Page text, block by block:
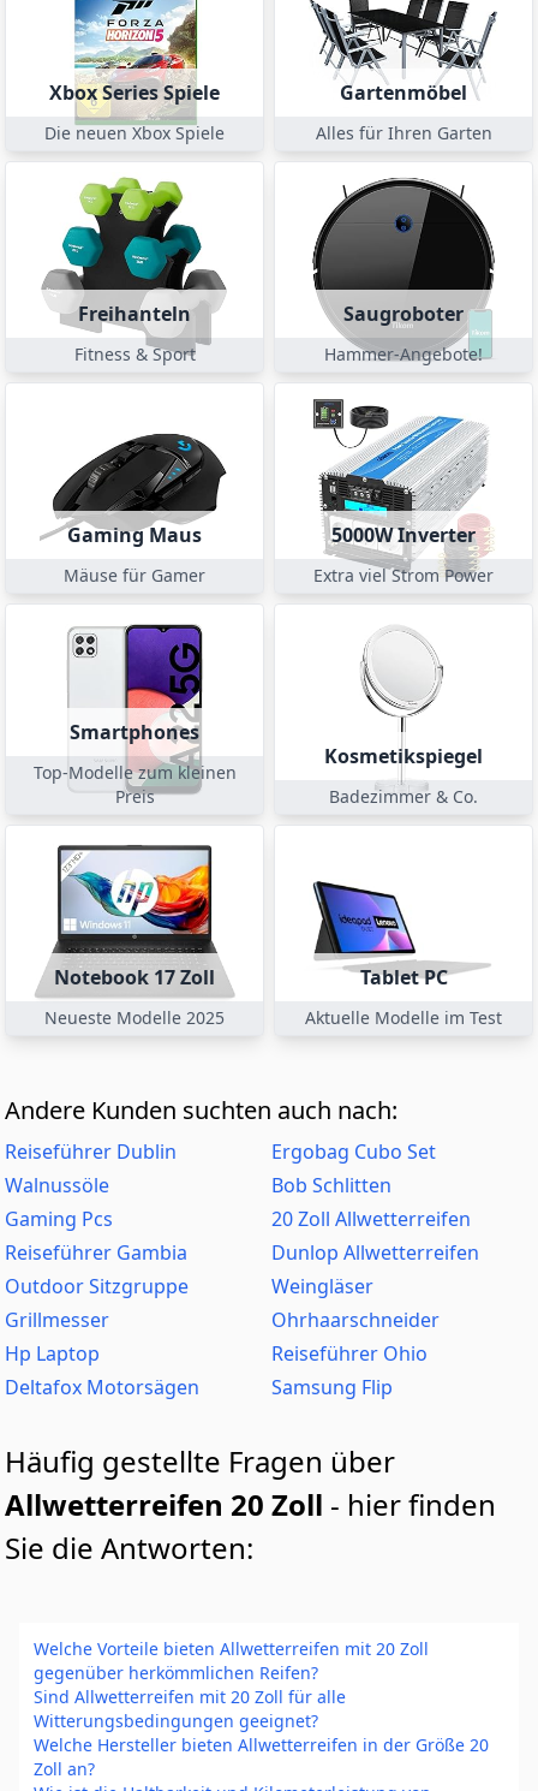
Xbox Series Spiele
Die neuen Xbox Spiele
Gartenmöbel
Alles für Ihren Garten
Freihanteln
Fitness & Sport
Saugroboter
Hammer-Angebote!
Gaming Maus
Mäuse für Gamer
5000W Inverter
Extra viel Strom Power
Smartphones
Top-Modelle zum kleinen
Preis
Kosmetikspiegel
Badezimmer & Co.
Notebook 17 Zoll
Neueste Modelle 2025
Tablet PC
Aktuelle Modelle im Test
Andere Kunden suchten auch nach:
Reiseführer Dublin
Ergobag Cubo Set
Walnussöle
Bob Schlitten
Gaming Pcs
20 Zoll Allwetterreifen
Reiseführer Gambia
Dunlop Allwetterreifen
Outdoor Sitzgruppe
Weingläser
Grillmesser
Ohrhaarschneider
Hp Laptop
Reiseführer Ohio
Deltafox Motorsägen
Samsung Flip
Häufig gestellte Fragen über
Allwetterreifen 20 Zoll - hier finden
Sie die Antworten:
Welche Vorteile bieten Allwetterreifen mit 20 Zoll
gegenüber herkömmlichen Reifen?
Sind Allwetterreifen mit 20 Zoll für alle
Witterungsbedingungen geeignet?
Welche Hersteller bieten Allwetterreifen in der Größe 20
Zoll an?